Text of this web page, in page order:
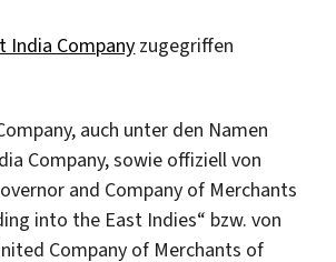
India Company zugegriffen
auch unter den Namen
Company, sowie offiziell von
and Company of Merchants
into the East Indies“ bzw. von
Company of Merchants of